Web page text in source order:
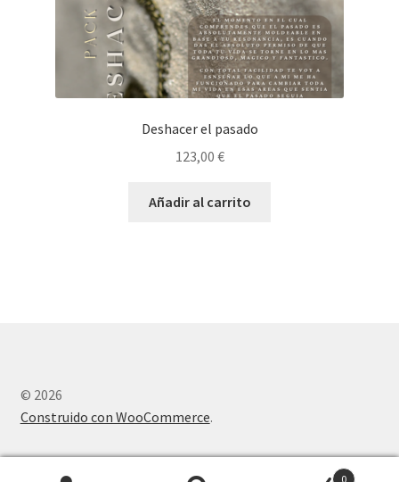
Deshacer el pasado
123,00 €
Añadir al carrito
© 2026
Construido con WooCommerce.
0